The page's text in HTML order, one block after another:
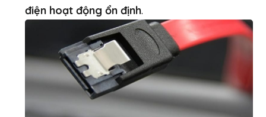
điện hoạt động ổn định.